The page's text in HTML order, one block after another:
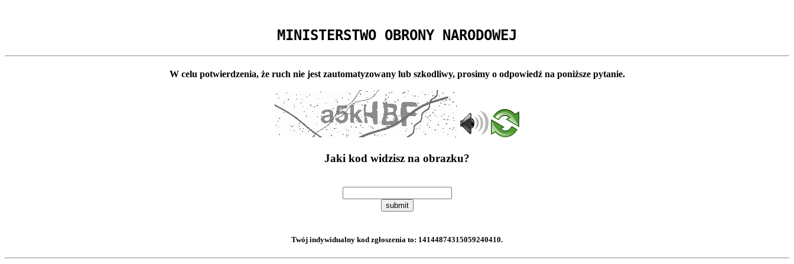
MINISTERSTWO OBRONY NARODOWEJ
W celu potwierdzenia, że ruch nie jest zautomatyzowany lub szkodliwy, prosimy o odpowiedź na poniższe pytanie.
Jaki kod widzisz na obrazku?
submit
Twój indywidualny kod zgłoszenia to: 14144874315059240410.